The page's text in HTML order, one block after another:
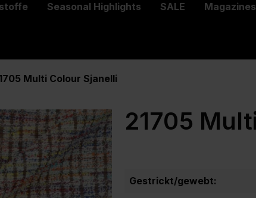
Seasonal Highlights SALE Magazines
Multi Colour Sjanelli
21705
Gestrickt/gewebt: